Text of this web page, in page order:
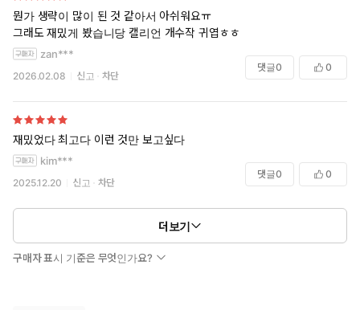
뭔가 생략이 많이 된 것 같아서 아쉬워요ㅠ
그래도 재밌게 봤습니당 캘리언 개수작 귀엽ㅎㅎ
zan***
2026.02.08 신고 차단
댓글0 0
재밌었다 최고다 이런 것만 보고싶다
kim***
2025.12.20 신고 차단
댓글0 0
더보기
구매자 표시 기준은 무엇인가요?